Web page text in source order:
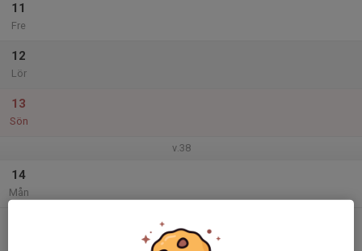
11
Fre
12
Lör
13
Sön
v.38
14
Mån